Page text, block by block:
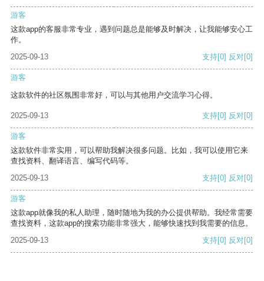
游客
这款app的客服非常专业，遇到问题总是能够及时解决，让我能够安心工
作。
2025-09-13
支持[0] 反对[0]
游客
这款软件的社区氛围非常好，可以与其他用户交流学习心得。
2025-09-13 支持[0] 反对[0]
游客
这款软件非常实用，可以帮助我解决很多问题。比如，我可以使用它来
查找资料、翻译语言、编写代码等。
2025-09-13
支持[0] 反对[0]
游客
这款app就像我的私人助理，随时随地为我的办公提供帮助。我经常需要
查找资料，这款app的搜索功能非常强大，能够快速找到我需要的信息。
2025-09-13
支持[0] 反对[0]